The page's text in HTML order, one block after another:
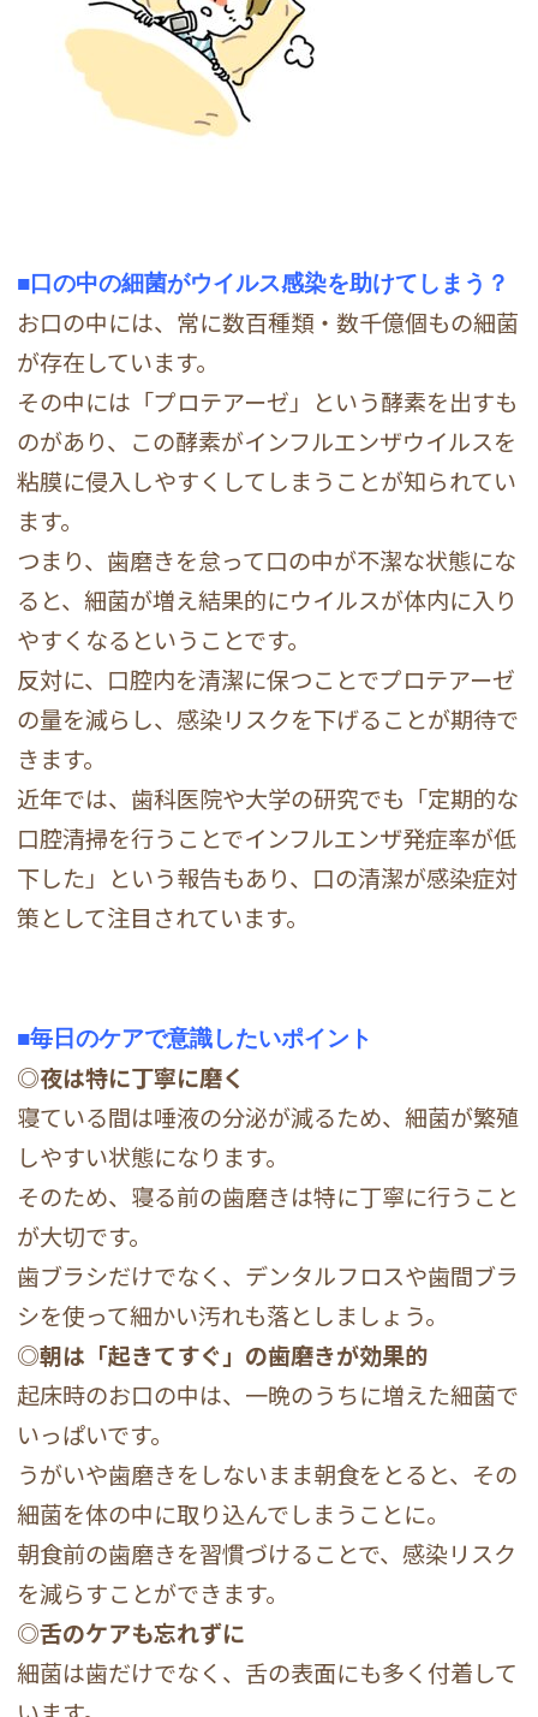
■口の中の細菌がウイルス感染を助けてしまう？
お口の中には、常に数百種類・数千億個もの細菌
が存在しています。
その中には「プロテアーゼ」という酵素を出すも
のがあり、この酵素がインフルエンザウイルスを
粘膜に侵入しやすくしてしまうことが知られてい
ます。
つまり、歯磨きを怠って口の中が不潔な状態にな
ると、細菌が増え結果的にウイルスが体内に入り
やすくなるということです。
反対に、口腔内を清潔に保つことでプロテアーゼ
の量を減らし、感染リスクを下げることが期待で
きます。
近年では、歯科医院や大学の研究でも「定期的な
口腔清掃を行うことでインフルエンザ発症率が低
下した」という報告もあり、口の清潔が感染症対
策として注目されています。
■毎日のケアで意識したいポイント
◎夜は特に丁寧に磨く
寝ている間は唾液の分泌が減るため、細菌が繁殖
しやすい状態になります。
そのため、寝る前の歯磨きは特に丁寧に行うこと
が大切です。
歯ブラシだけでなく、デンタルフロスや歯間ブラ
シを使って細かい汚れも落としましょう。
◎朝は「起きてすぐ」の歯磨きが効果的
起床時のお口の中は、一晩のうちに増えた細菌で
いっぱいです。
うがいや歯磨きをしないまま朝食をとると、その
細菌を体の中に取り込んでしまうことに。
朝食前の歯磨きを習慣づけることで、感染リスク
を減らすことができます。
◎舌のケアも忘れずに
細菌は歯だけでなく、舌の表面にも多く付着して